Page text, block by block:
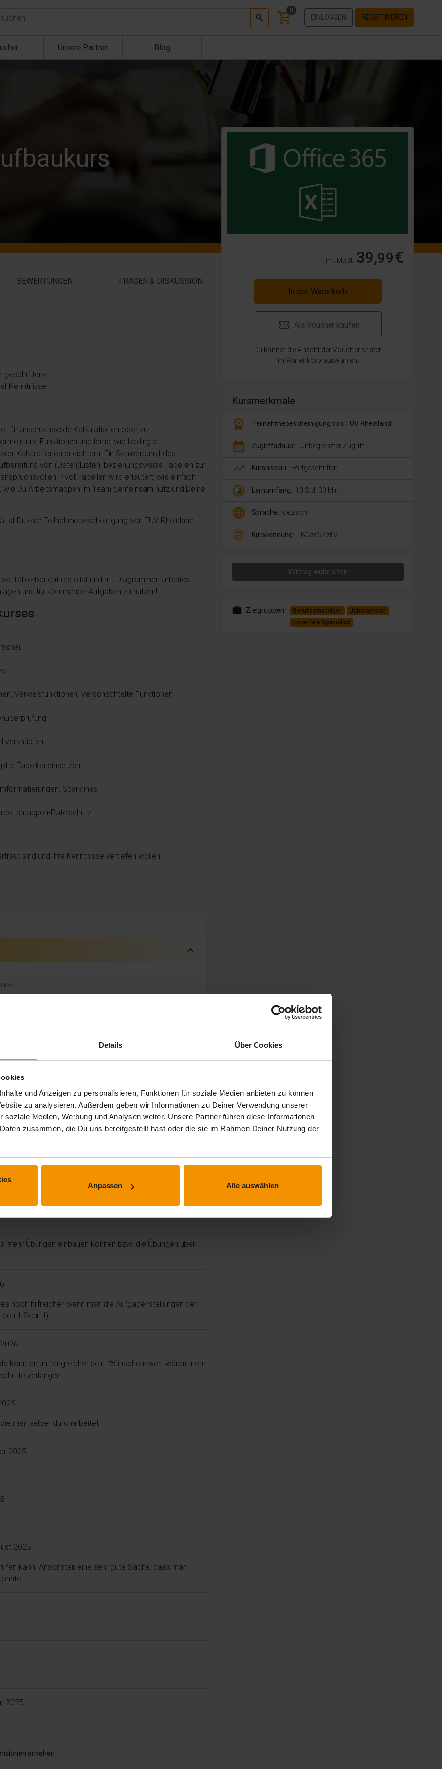
Details Über Cookies
und Anzeigen zu personalisieren, Funktionen für soziale Medien anbieten zu können
zu analysieren. Außerdem geben wir Informationen zu Deiner Verwendung unserer
soziale Medien, Werbung und Analysen weiter. Unsere Partner führen diese Informationen
zusammen, die Du uns bereitgestellt hast oder die sie im Rahmen Deiner Nutzung der
Anpassen Alle auswählen
0
EINLOGGEN REGISTRIEREN
Unsere Partner Blog
inkl. MwSt. 39,99€
In den Warenkorb
Als Voucher kaufen
Du kannst die Anzahl der Voucher später
im Warenkorb auswählen.
Kursmerkmale
workspace_premium Teilnahmebescheinigung von TÜV Rheinland
calendar_month Zugriffsdauer: Unbegrenzter Zugriff
trending_up Kursniveau: Fortgeschritten
timelapse Lernumfang: 10 Std. 30 Min.
language Sprache: deutsch
fingerprint Kurskennung: LBGzq5ZzKv
Vertrag widerrufen
work Zielgruppen: Berufseinsteiger
Jobwechsler
Experte & Spezialist
BEWERTUNGEN FRAGEN & DISKUSSION
Kenntnisse
für anspruchsvolle Kalkulationen oder zur
und Funktionen und lerne, wie bedingte
Kalkulationen erleichtern. Ein Schwerpunkt des
von (Daten)Listen, beziehungsweise Tabellen zur
Pivot Tabellen wird erläutert, wie einfach
Du Arbeitsmappen im Team gemeinsam nutz und Deine
Du eine Teilnahmebescheinigung von TÜV Rheinland.
Bericht erstellst und mit Diagrammen arbeitest.
und für kommende Aufgaben zu nutzen!
Verweisfunktionen, Verschachtelte Funktionen
verknüpfen
Tabellen einsetzen
Sparklines
Dateischutz
sind und ihre Kenntnisse vertiefen wollen.
expand_less
Min.
Übungen einbauen können bzw. die Übungen über
noch hilfreicher, wenn man die Aufgabenstellungen der
1.Schritt).
könnten umfangreicher sein. Wünschenswert wären mehr
verlangen.
man selber durcharbeitet
2025
2025
kann. Ansonsten eine sehr gute Sache, dass man
2025
ansehen